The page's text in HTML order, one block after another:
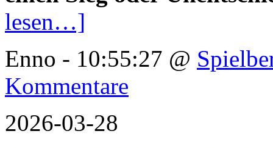
lesen…]
Enno - 10:55:27 @
Kommentare
2026-03-28